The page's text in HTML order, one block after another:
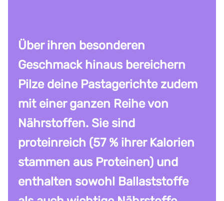
Über ihren besonderen
Geschmack hinaus bereichern
Pilze deine Pastagerichte zudem
mit einer ganzen Reihe von
Nährstoffen. Sie sind
proteinreich (57 % ihrer Kalorien
stammen aus Proteinen) und
enthalten sowohl Ballaststoffe